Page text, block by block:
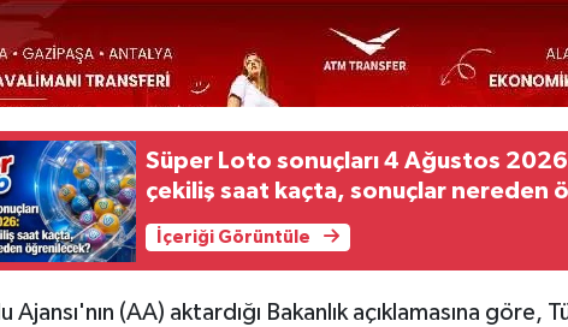
Süper Loto sonuçları 4 Ağustos
çekiliş saat kaçta, sonuçlar nereden
İçeriği Görüntüle
Ajansı'nın (AA) aktardığı Bakanlık açıklamasına göre,